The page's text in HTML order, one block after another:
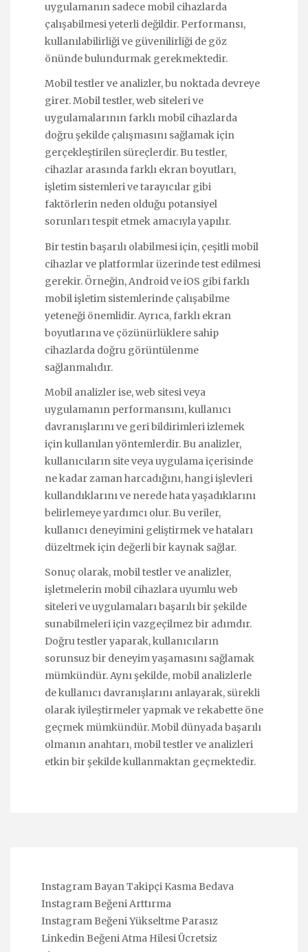
uygulamanın sadece mobil cihazlarda
çalışabilmesi yeterli değildir. Performansı,
kullanılabilirliği ve güvenilirliği de göz
önünde bulundurmak gerekmektedir.
Mobil testler ve analizler, bu noktada devreye
girer. Mobil testler, web siteleri ve
uygulamalarının farklı mobil cihazlarda
doğru şekilde çalışmasını sağlamak için
gerçekleştirilen süreçlerdir. Bu testler,
cihazlar arasında farklı ekran boyutları,
işletim sistemleri ve tarayıcılar gibi
faktörlerin neden olduğu potansiyel
sorunları tespit etmek amacıyla yapılır.
Bir testin başarılı olabilmesi için, çeşitli mobil
cihazlar ve platformlar üzerinde test edilmesi
gerekir. Örneğin, Android ve iOS gibi farklı
mobil işletim sistemlerinde çalışabilme
yeteneği önemlidir. Ayrıca, farklı ekran
boyutlarına ve çözünürlüklere sahip
cihazlarda doğru görüntülenme
sağlanmalıdır.
Mobil analizler ise, web sitesi veya
uygulamanın performansını, kullanıcı
davranışlarını ve geri bildirimleri izlemek
için kullanılan yöntemlerdir. Bu analizler,
kullanıcıların site veya uygulama içerisinde
ne kadar zaman harcadığını, hangi işlevleri
kullandıklarını ve nerede hata yaşadıklarını
belirlemeye yardımcı olur. Bu veriler,
kullanıcı deneyimini geliştirmek ve hataları
düzeltmek için değerli bir kaynak sağlar.
Sonuç olarak, mobil testler ve analizler,
işletmelerin mobil cihazlara uyumlu web
siteleri ve uygulamaları başarılı bir şekilde
sunabilmeleri için vazgeçilmez bir adımdır.
Doğru testler yaparak, kullanıcıların
sorunsuz bir deneyim yaşamasını sağlamak
mümkündür. Aynı şekilde, mobil analizlerle
de kullanıcı davranışlarını anlayarak, sürekli
olarak iyileştirmeler yapmak ve rekabette öne
geçmek mümkündür. Mobil dünyada başarılı
olmanın anahtarı, mobil testler ve analizleri
etkin bir şekilde kullanmaktan geçmektedir.
Instagram Bayan Takipçi Kasma Bedava
Instagram Beğeni Arttırma
Instagram Beğeni Yükseltme Parasız
Linkedin Beğeni Atma Hilesi Ücretsiz